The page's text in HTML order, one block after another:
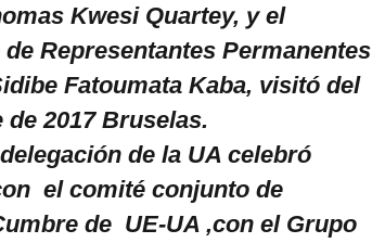
Kwesi Quartey, y el
Representantes Permanentes
Fatoumata Kaba, visitó del
2017 Bruselas.
de la UA celebró
el comité conjunto de
de UE-UA ,con el Grupo